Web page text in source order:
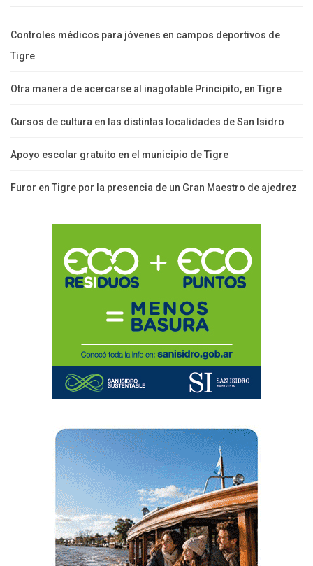
Controles médicos para jóvenes en campos deportivos de
Tigre
Otra manera de acercarse al inagotable Principito, en Tigre
Cursos de cultura en las distintas localidades de San Isidro
Apoyo escolar gratuito en el municipio de Tigre
Furor en Tigre por la presencia de un Gran Maestro de ajedrez